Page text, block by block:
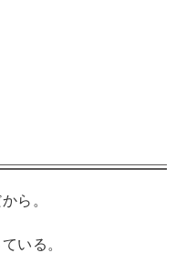
ら。
いる。